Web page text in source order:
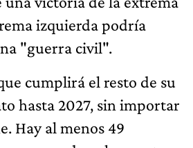
izquierda podría
"guerra civil".
cumplirá el resto de su
hasta 2027, sin importar
Hay al menos 49